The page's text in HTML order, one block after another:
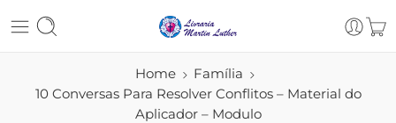
Home
Família
10 Conversas Para Resolver Conflitos – Material do
Aplicador – Modulo